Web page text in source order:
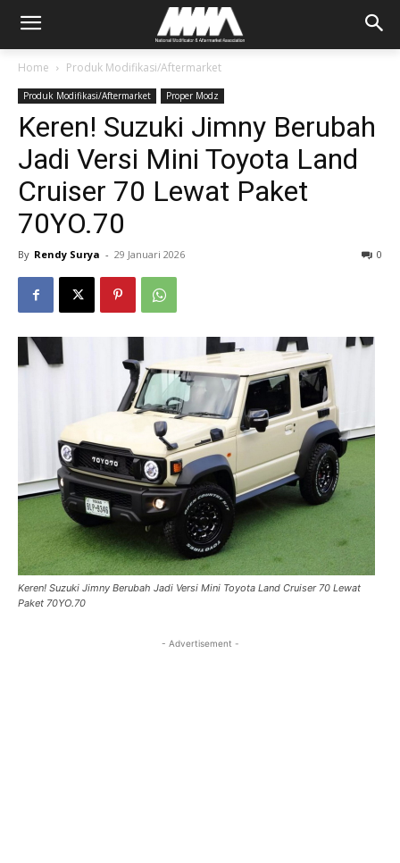
Home Produk Modifikasi/Aftermarket
Produk Modifikasi/Aftermarket Proper Modz
Keren! Suzuki Jimny Berubah
Jadi Versi Mini Toyota Land
Cruiser 70 Lewat Paket
70YO.70
By Rendy Surya - 29 Januari 2026 0
Keren! Suzuki Jimny Berubah Jadi Versi Mini Toyota Land Cruiser 70 Lewat
Paket 70YO.70
- Advertisement -